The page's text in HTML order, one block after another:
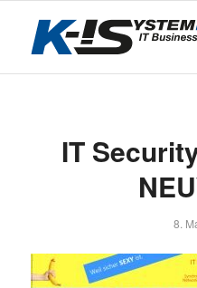
IT
8.